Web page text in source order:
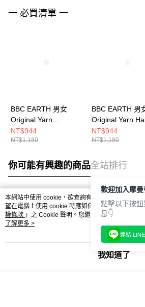
一 必買清單 一
BBC EARTH 男女
Original Yarn
Embroidered Cap 休
閒帽 VIOLET
NT$944
NT$1,180
BBC EARTH 男
Original Yarn
label Cap 休閒帽
BLACK
NT$944
NT$1,180
你可能有興趣的商品全站排行
熱門標籤
本網站中使用 cookie，欲查詢有關本網站使用
望在電腦上使用 cookie 時應如何變更電腦的
權條款 」之 Cookie 聲明。您繼續使用本網站即表
用條款之 Cookie 聲明使用 cookie。
了解更多 >
我知道了
歡迎加入摩
點擊以下按
息👇
連結